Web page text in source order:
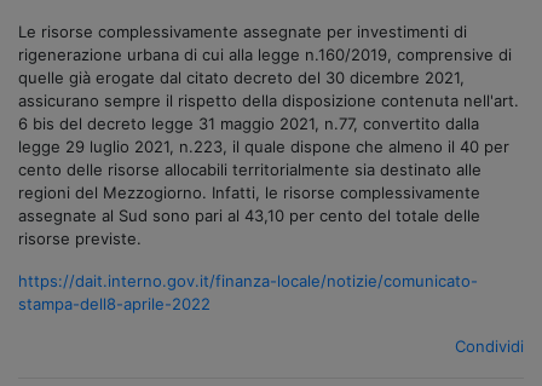
Le risorse complessivamente assegnate per investimenti di
rigenerazione urbana di cui alla legge n.160/2019, comprensive di
quelle già erogate dal citato decreto del 30 dicembre 2021,
assicurano sempre il rispetto della disposizione contenuta nell'art.
6 bis del decreto legge 31 maggio 2021, n.77, convertito dalla
legge 29 luglio 2021, n.223, il quale dispone che almeno il 40 per
cento delle risorse allocabili territorialmente sia destinato alle
regioni del Mezzogiorno. Infatti, le risorse complessivamente
assegnate al Sud sono pari al 43,10 per cento del totale delle
risorse previste.
https://dait.interno.gov.it/finanza-locale/notizie/comunicato-
stampa-dell8-aprile-2022
Condividi